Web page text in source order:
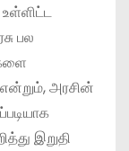
பல
என்றும், அரசின்
இறுதி